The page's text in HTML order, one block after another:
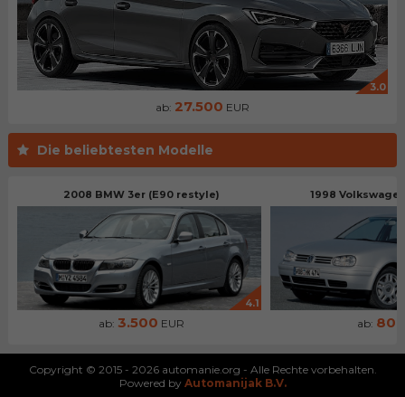
3.0
ab: 27.500 EUR
Die beliebtesten Modelle
2008 BMW 3er (E90 restyle)
4.1
ab: 3.500 EUR
1998
ab: 800
Copyright © 2015 - 2026 automanie.org - Alle Rechte vorbehalten.
Powered by Automanijak B.V.